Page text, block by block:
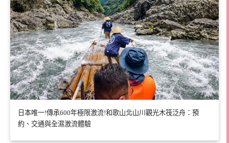
日本唯一!傳承600年極限激流!和歌山北山川觀光木筏泛舟：預
約、交通與全濕激流體驗